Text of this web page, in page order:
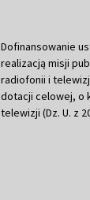
Dofinansowanie
realizacją misji
radiofonii i
dotacji celowej, o
telewizji (Dz. U. z